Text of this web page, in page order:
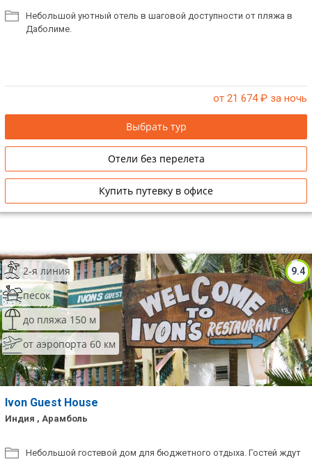
Небольшой уютный отель в шаговой доступности от пляжа в
Даболиме.
от 21 674₽ за ночь
Выбрать тур
Отели без перелета
Купить путевку в офисе
9.4
2-я линия
песок
до пляжа 150 м
от аэропорта 60 км
Ivon Guest House
Индия , Арамболь
Небольшой гостевой дом для бюджетного отдыха. Гостей ждут